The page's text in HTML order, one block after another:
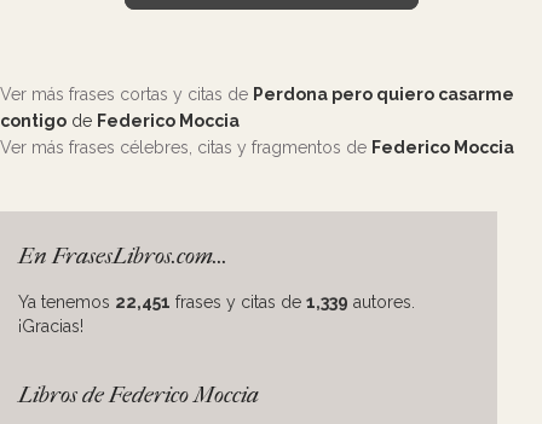
Ver más frases cortas y citas de Perdona pero quiero casarme
contigo de Federico Moccia
Ver más frases célebres, citas y fragmentos de Federico Moccia
En FrasesLibros.com...
Ya tenemos 22,451 frases y citas de 1,339 autores.
¡Gracias!
Libros de Federico Moccia